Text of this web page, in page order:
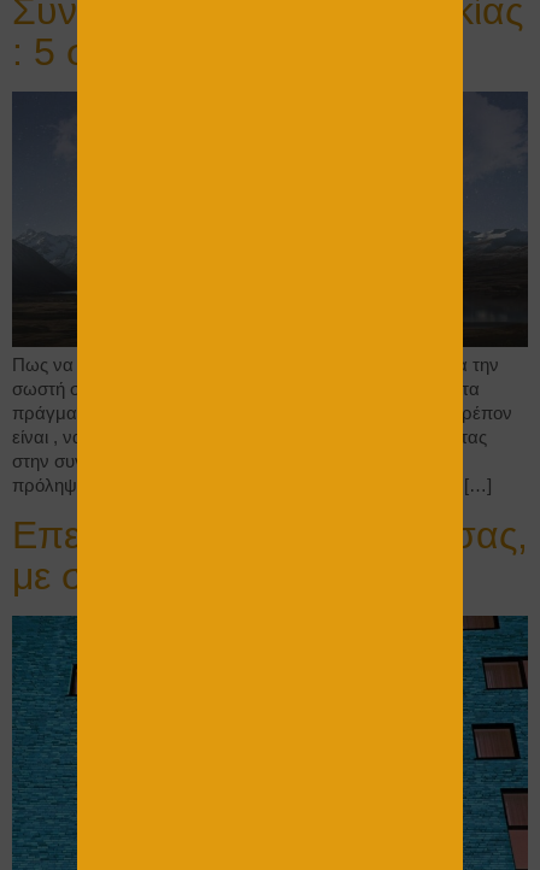
Συντήρηση εξοχικής κατοικίας
: 5 σημεία sos
Πως να συντηρήσω σωστά την εξοχική μου κατοικία : Για την
σωστή συντήρηση της εξοχικής κατοικίας , όπως σε όλα τα
πράγματα , χρειάζεται ιεράρχηση προτεραιοτήτων. Το πρέπον
είναι , να ξεκινάμε από το πιο φθαρμένο σημείο, φτάνοντας
στην συντήρηση σημείων , για προληπτικούς λόγους . Η
πρόληψη είναι πάντα καλύτερη από την θεραπεία Όταν […]
Επενδύστε στην κατοικία σας,
με σίγουρο όφελος